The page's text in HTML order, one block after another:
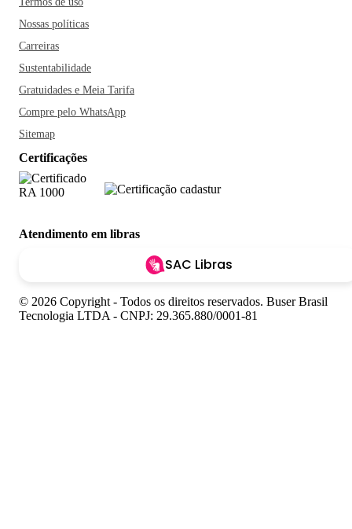
Nossas políticas
Carreiras
Sustentabilidade
Gratuidades e Meia Tarifa
Compre pelo WhatsApp
Sitemap
Certificações
Atendimento em libras
SAC Libras
© 2026 Copyright - Todos os direitos reservados. Buser Brasil
Tecnologia LTDA - CNPJ: 29.365.880/0001-81